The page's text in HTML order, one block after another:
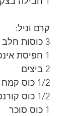
קרם וניל:
3 כוסות חלב
1 חפיסת אינסטנט פודינג וניל
2 ביצים
1/2 כוס קמח
1/2 כוס קורנפלור
1 כוס סוכר